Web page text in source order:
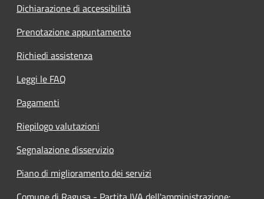
Dichiarazione di accessibilità
Prenotazione appuntamento
Richiedi assistenza
Leggi le FAQ
Pagamenti
Riepilogo valutazioni
Segnalazione disservizio
Piano di miglioramento dei servizi